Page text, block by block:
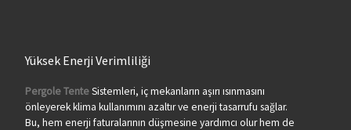
Yüksek Enerji Verimliliği
Pergole TenteSistemleri, iç mekanların aşırı ısınmasını
önleyerek klima kullanımını azaltır ve enerji tasarrufu sağlar.
Bu, hem enerji faturalarının düşmesine yardımcı olur hem de